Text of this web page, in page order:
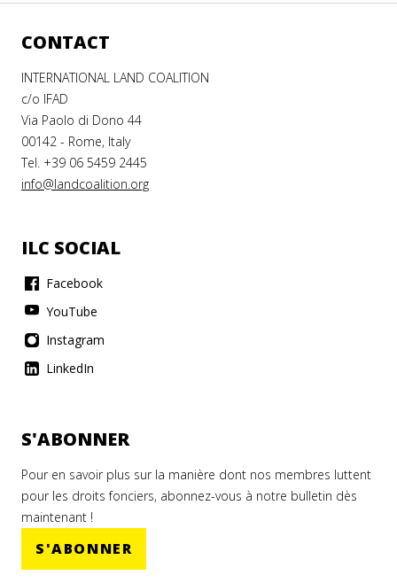
CONTACT
INTERNATIONAL LAND COALITION
c/o IFAD
Via Paolo di Dono 44
00142 - Rome, Italy
Tel. +39 06 5459 2445
info@landcoalition.org
ILC SOCIAL
Facebook
YouTube
Instagram
LinkedIn
S'ABONNER
Pour en savoir plus sur la manière dont nos membres luttent
pour les droits fonciers, abonnez-vous à notre bulletin dès
maintenant !
S'ABONNER